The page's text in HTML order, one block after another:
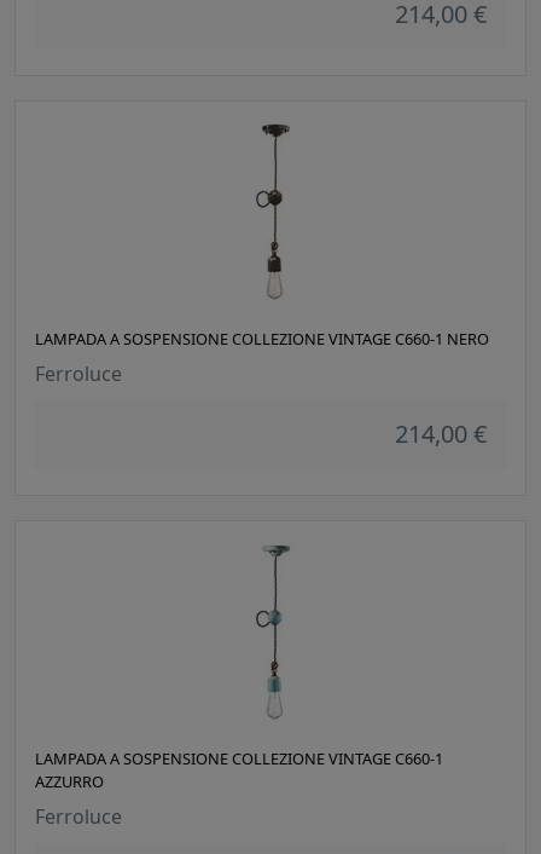
214,00 €
LAMPADA A SOSPENSIONE COLLEZIONE VINTAGE C660-1 NERO
Ferroluce
214,00 €
LAMPADA A SOSPENSIONE COLLEZIONE VINTAGE C660-1
AZZURRO
Ferroluce